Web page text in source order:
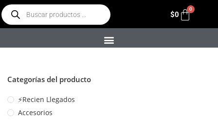
$0
Categorías del producto
⚡Recien Llegados
Accesorios